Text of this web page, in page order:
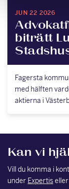
JUN 22 2026
biträtt
Fagersta
med hälften
aktierna i
Kan vi
Vill du komma i
under Expertiseller